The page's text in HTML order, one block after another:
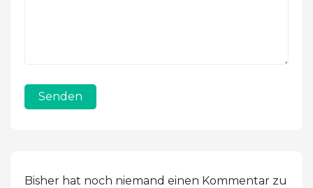
Senden
Bisher hat noch niemand einen Kommentar zu